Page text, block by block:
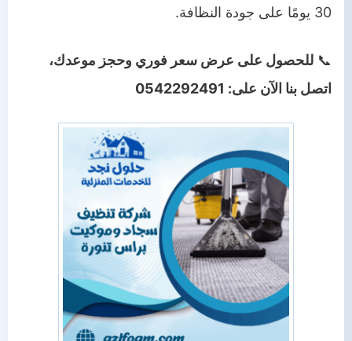
30 يومًا على جودة النظافة.
📞 للحصول على عرض سعر فوري وحجز موعدك،
اتصل بنا الآن على: 0542292491